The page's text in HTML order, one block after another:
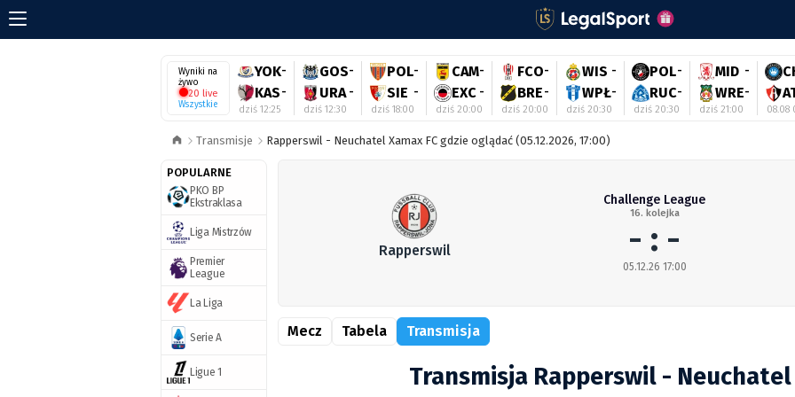
Wyniki na
żywo
20 live
Wszystkie
YOK-
KAS-
dziś 12:25
GOS-
URA -
dziś 12:30
POL-
SIE -
dziś 18:00
CAM-
EXC -
dziś 20:00
FCO-
BRE-
dziś 20:00
WIS -
WPŁ-
dziś 20:30
POL-
RUC-
dziś 20:30
MID -
WRE-
dziś 21:00 08.08
Transmisje Rapperswil - Neuchatel Xamax FC gdzie oglądać (05.12.2026, 17:00)
POPULARNE
PKO BP
Ekstraklasa
Liga Mistrzów
Premier
League
La Liga
Serie A
Ligue 1
Rapperswil
Challenge League
16. kolejka
- : -
05.12.26 17:00
Mecz Tabela Transmisja
Transmisja Rapperswil - Neuchatel